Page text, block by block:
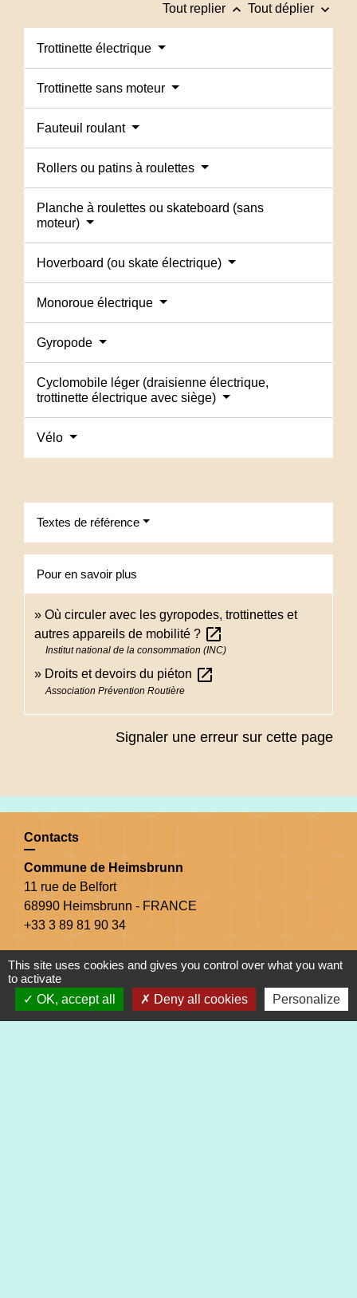
Tout replier keyboard_arrow_up Tout déplier keyboard_arrow_down
Trottinette électrique
Trottinette sans moteur
Fauteuil roulant
Rollers ou patins à roulettes
Planche à roulettes ou skateboard (sans
moteur)
Hoverboard (ou skate électrique)
Monoroue électrique
Gyropode
Cyclomobile léger (draisienne électrique,
trottinette électrique avec siège)
Vélo
Textes de référence
Pour en savoir plus
Où circuler avec les gyropodes, trottinettes et
autres appareils de mobilité ? open_in_new
Institut national de la consommation (INC)
Droits et devoirs du piéton open_in_new
Association Prévention Routière
Signaler une erreur sur cette page
Contacts
Commune de Heimsbrunn
11 rue de Belfort
68990 Heimsbrunn - FRANCE
+33 3 89 81 90 34
Mail : mairie@heimsbrunn.fr
Horaires d'ouverture:
This site uses cookies and gives you control over what you want
to activate
OK, accept all
Deny all cookies Personalize